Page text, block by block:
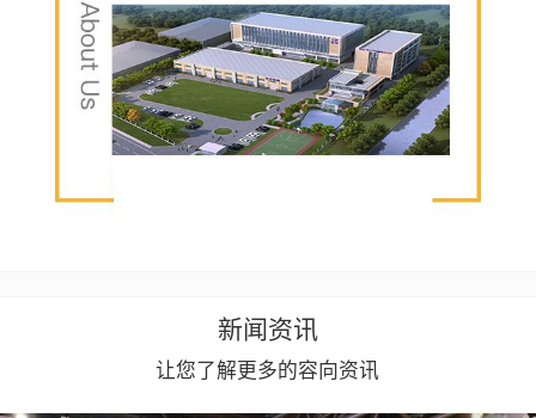
新闻资讯
让您了解更多的容向资讯